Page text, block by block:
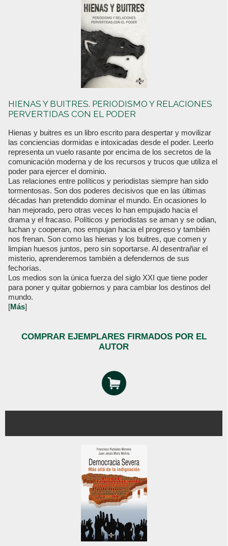
HIENAS Y BUITRES. PERIODISMO Y RELACIONES
PERVERTIDAS CON EL PODER
Hienas y buitres es un libro escrito para despertar y movilizar
las conciencias dormidas e intoxicadas desde el poder. Leerlo
representa un vuelo rasante por encima de los secretos de la
comunicación moderna y de los recursos y trucos que utiliza el
poder para ejercer el dominio.
Las relaciones entre políticos y periodistas siempre han sido
tormentosas. Son dos poderes decisivos que en las últimas
décadas han pretendido dominar el mundo. En ocasiones lo
han mejorado, pero otras veces lo han empujado hacia el
drama y el fracaso. Políticos y periodistas se aman y se odian,
luchan y cooperan, nos empujan hacia el progreso y también
nos frenan. Son como las hienas y los buitres, que comen y
limpian huesos juntos, pero sin soportarse. Al desentrañar el
misterio, aprenderemos también a defendernos de sus
fechorías.
Los medios son la única fuerza del siglo XXI que tiene poder
para poner y quitar gobiernos y para cambiar los destinos del
mundo.
[Más]
COMPRAR EJEMPLARES FIRMADOS POR EL
AUTOR